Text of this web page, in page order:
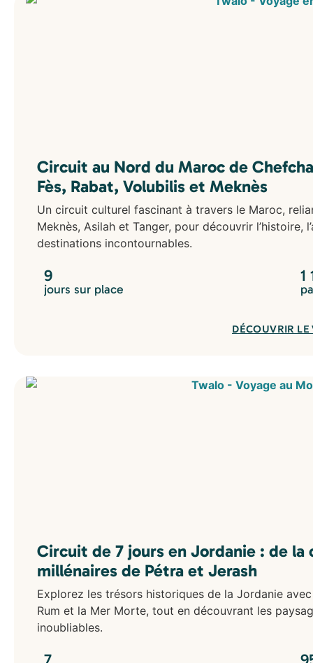
Circuit au Nord du Maroc de
Fès, Rabat, Volubilis et Meknès
Un circuit culturel fascinant à travers le Maroc,
Meknès, Asilah et Tanger, pour découvrir l’histoire,
destinations incontournables.
9
jours sur place
1
DÉCOUVRIR LE
Circuit de 7 jours en Jordanie : de la
millénaires de Pétra et Jerash
Explorez les trésors historiques de la Jordanie
Rum et la Mer Morte, tout en découvrant les
inoubliables.